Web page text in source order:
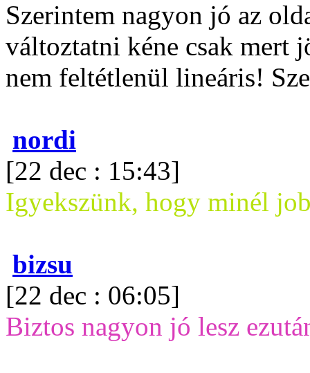
Szerintem nagyon jó az
változtatni kéne csak mert
nem feltétlenül lineáris!
nordi
[22 dec : 15:43]
Igyekszünk, hogy minél
bizsu
[22 dec : 06:05]
Biztos nagyon jó lesz